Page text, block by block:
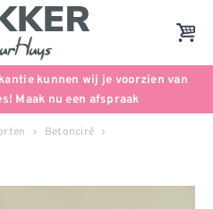
kunnen wij je voorzien van
Maak nu een afspraak
Betonciré